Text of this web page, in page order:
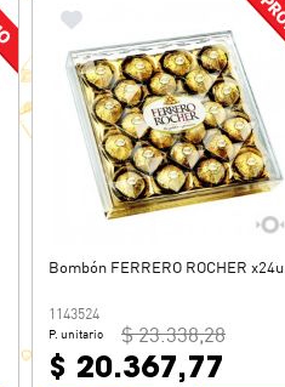
Bombón FERRERO ROCHER x24u.
1143524
P. unitario $ 23.338,28
$ 20.367,77